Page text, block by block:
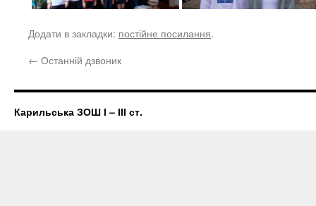
Додати в закладки: постійне посилання.
← Останній дзвоник
Карильська ЗОШ І – ІІІ ст.